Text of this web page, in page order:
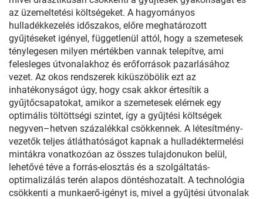
az üzemeltetési költségeket. A hagyományos
hulladékkezelés időszakos, előre meghatározott
gyűjtéseket igényel, függetlenül attól, hogy a szemetesek
ténylegesen milyen mértékben vannak telepítve, ami
felesleges útvonalakhoz és erőforrások pazarlásához
vezet. Az okos rendszerek kiküszöbölik ezt az
inhatékonyságot úgy, hogy csak akkor értesítik a
gyűjtőcsapatokat, amikor a szemetesek elérnek egy
optimális töltöttségi szintet, így a gyűjtési költségek
negyven–hetven százalékkal csökkennek. A létesítmény-
vezetők teljes átláthatóságot kapnak a hulladéktermelési
mintákra vonatkozóan az összes tulajdonukon belül,
lehetővé téve a forrás-elosztás és a szolgáltatás-
optimalizálás terén alapos döntéshozatalt. A technológia
csökkenti a munkaerő-igényt is, mivel a gyűjtési útvonalak